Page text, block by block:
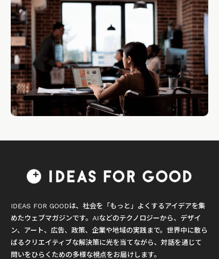
IDEAS FOR GOODは、社会を「もっと」よくするアイデアを集
めたウェブマガジンです。AIなどのテクノロジーから、デザイ
ン、アート、広告、政策、企業や地域の実践まで。世界中に散ら
ばるクリエイティブな解決策に光を当てながら、対話を通じて
問いをひらくための多様な視点をお届けします。